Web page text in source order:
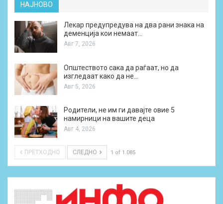
НАЈНОВО
Лекар предупредува на два рани знака на
деменција кои немаат…
Авг 7, 2026
Општеството сака да раѓаат, но да
изгледаат како да не…
Авг 5, 2026
Родители, не им ги давајте овие 5
намирници на вашите деца
Авг 4, 2026
ПРЕТХОДНО СЛЕДНО 1 of 1.085